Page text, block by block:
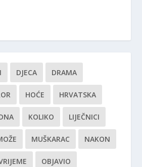
DJECA DRAMA
HOĆE HRVATSKA
KOLIKO LIJEČNICI
MUŠKARAC NAKON
OBJAVIO